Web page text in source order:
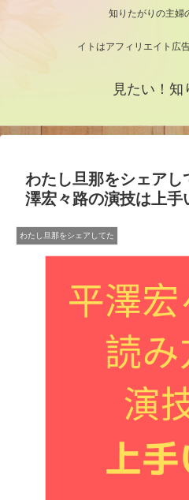
知りたがりの主婦
当
イトはアフィリエイト広
見たい！知
わたし旦那をシェアし
澤宏々路の演技は上手
わたし旦那をシェアしてた